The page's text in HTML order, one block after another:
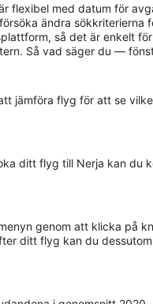
flexibel med datum för
ändra sökkriterierna
så det är enkelt
Så vad säger du —
jämföra flyg för att se
ditt flyg till Nerja kan du
genom att klicka på
ditt flyg kan du